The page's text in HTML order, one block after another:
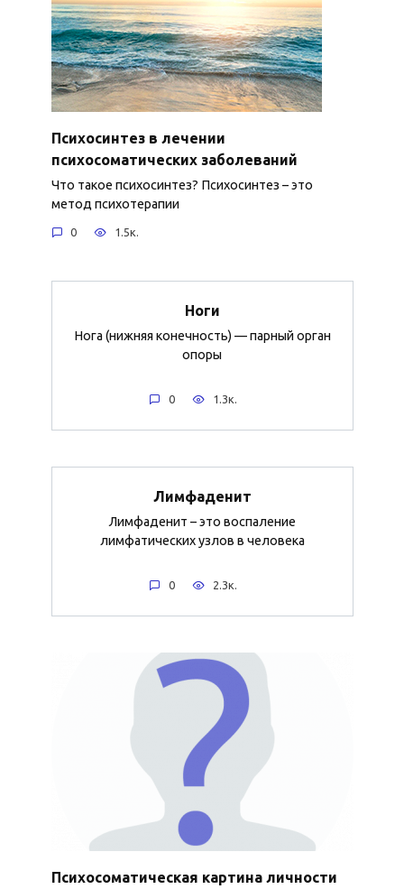
Психосинтез в лечении
психосоматических заболеваний
Что такое психосинтез? Психосинтез – это
метод психотерапии
0 1.5к.
Ноги
Нога (нижняя конечность) — парный орган
опоры
0 1.3к.
Лимфаденит
Лимфаденит – это воспаление
лимфатических узлов в человека
0 2.3к.
Психосоматическая картина личности